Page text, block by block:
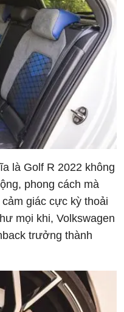
là Golf R 2022 không
phong cách mà
giác cực kỳ thoải
mọi khi, Volkswagen
trưởng thành